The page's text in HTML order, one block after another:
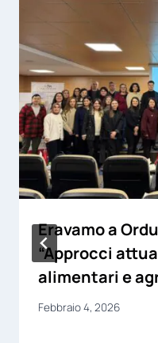
Eravamo a
“Approcci
alimentari e
Febbraio 4, 2026